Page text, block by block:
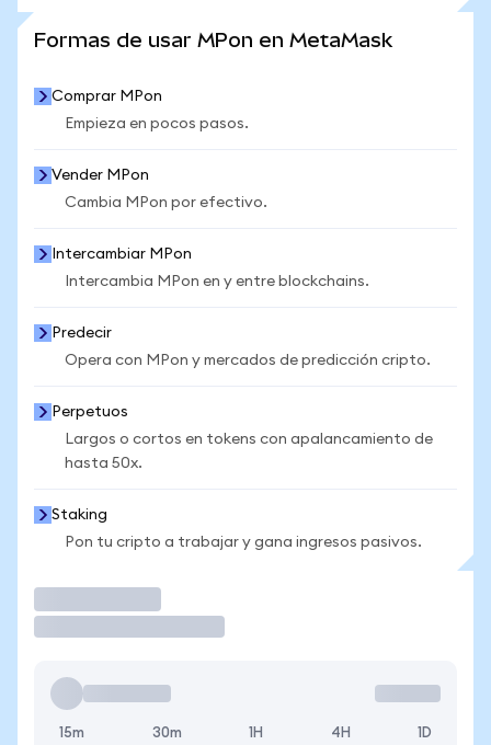
Formas de usar MPon en MetaMask
Comprar MPon
Empieza en pocos pasos.
Vender MPon
Cambia MPon por efectivo.
Intercambiar MPon
Intercambia MPon en y entre blockchains.
Predecir
Opera con MPon y mercados de predicción cripto.
Perpetuos
Largos o cortos en tokens con apalancamiento de
hasta 50x.
Staking
Pon tu cripto a trabajar y gana ingresos pasivos.
15m 30m 1H 4H 1D